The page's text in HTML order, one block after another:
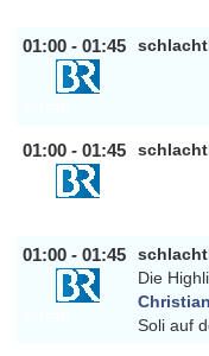
01:00 - 01:45
01:00 - 01:45
01:00 - 01:45
Die
Soli auf